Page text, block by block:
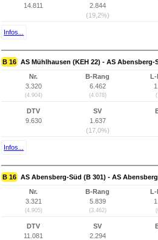
14.811
2.844
(19,2%)
Infos...
B 16 AS Mühlhausen (KEH 22) - AS Abensberg-
Nr.
3.320
(4.904)
B-Rang
6.462
(4.078)
DTV
9.630
SV
1.637
(17,0%)
Infos...
B 16 AS Abensberg-Süd (B 301) - AS
Nr.
3.321
(4.905)
B-Rang
5.839
(3.462)
DTV
11.081
SV
2.294